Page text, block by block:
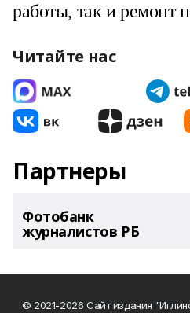
работы, так и ремонт
Читайте нас
Партнеры
Фотобанк
журналистов РБ
© 2021-2026 Сайт издания